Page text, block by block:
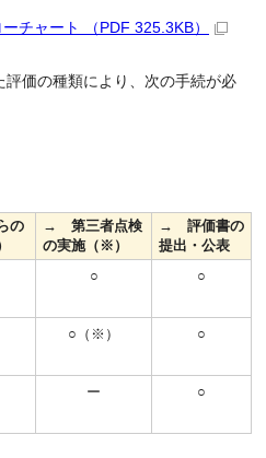
チャート （PDF 325.3KB）
評価の種類により、次の手続が必
の
→ 第三者点検
の実施（※）
→ 評価書の
提出・公表
○ ○
○（※） ○
ー ○